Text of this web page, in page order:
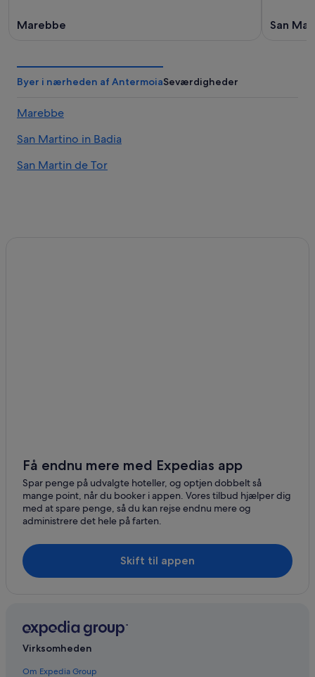
Marebbe San
Byer i nærheden af AntermoiaSeværdigheder
Marebbe
San Martino in Badia
San Martin de Tor
Få endnu mere med Expedias app
Spar penge på udvalgte hoteller, og optjen dobbelt så
mange point, når du booker i appen. Vores tilbud hjælper dig
med at spare penge, så du kan rejse endnu mere og
administrere det hele på farten.
Skift til appen
Virksomheden
Om Expedia Group